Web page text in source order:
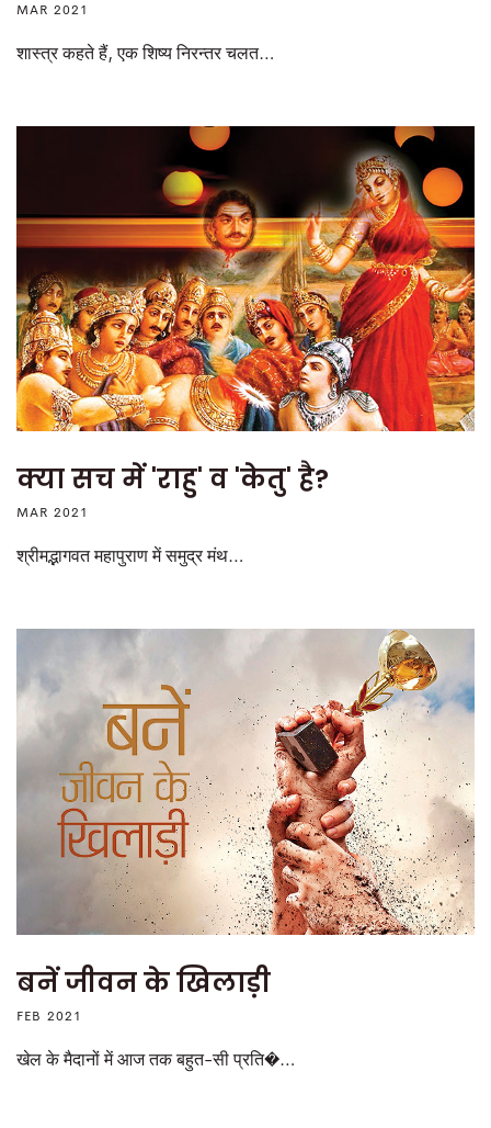
MAR 2021
शास्त्र कहते हैं, एक शिष्य निरन्तर चलत…
क्या सच में 'राहु' व 'केतु' है?
MAR 2021
श्रीमद्भागवत महापुराण में समुद्र मंथ…
बनें जीवन के खिलाड़ी
FEB 2021
खेल के मैदानों में आज तक बहुत-सी प्रति�…